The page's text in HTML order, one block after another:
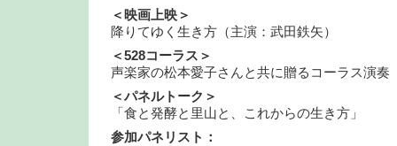
＜映画上映＞
降りてゆく生き方（主演：武田鉄矢）
＜528コーラス＞
声楽家の松本愛子さんと共に贈るコーラス演奏
＜パネルトーク＞
「食と発酵と里山と、これからの生き方」
参加パネリスト：